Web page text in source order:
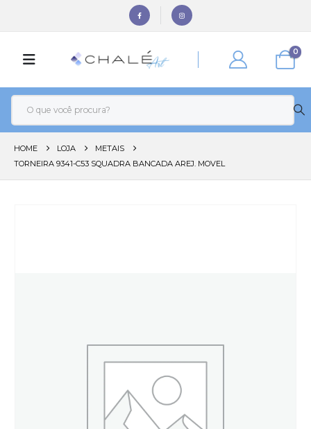
0
HOME LOJA
METAIS
TORNEIRA 9341-C53 SQUADRA BANCADA AREJ. MOVEL